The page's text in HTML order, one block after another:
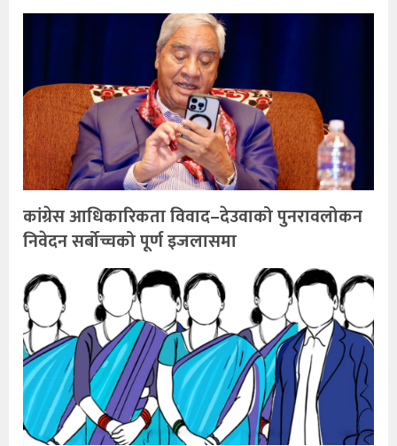
कांग्रेस आधिकारिकता विवाद–देउवाको पुनरावलोकन
निवेदन सर्बोच्चको पूर्ण इजलासमा